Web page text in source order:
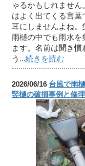
ゃるかもしれませ
はよく出てくる言
耳にしませんよね。
雨樋の中でも雨水を
ます。名前は聞き
う...続きを読む
2026/06/16 台風で雨
竪樋の破損事例と修